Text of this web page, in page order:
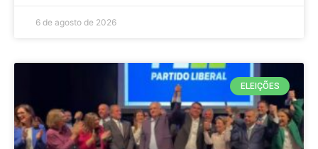
6 de agosto de 2026
ELEIÇÕES